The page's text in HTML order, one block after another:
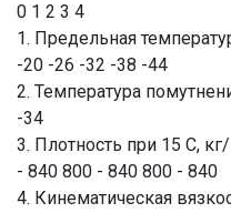
0 1 2 3 4
1. Предельная
-20 -26 -32 -38 -44
2. Температура
-34
3. Плотность при 15 С,
- 840 800 - 840 800 - 840
4. Кинематическая